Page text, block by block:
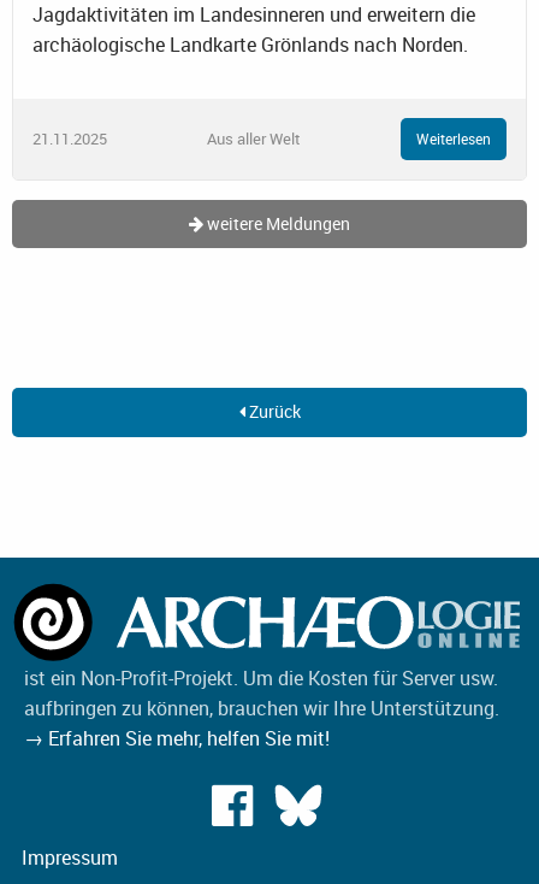
Jagdaktivitäten im Landesinneren und erweitern die
archäologische Landkarte Grönlands nach Norden.
21.11.2025 Aus aller Welt Weiterlesen
weitere Meldungen
Zurück
ist ein Non-Profit-Projekt. Um die Kosten für Server usw.
aufbringen zu können, brauchen wir Ihre Unterstützung.
→ Erfahren Sie mehr, helfen Sie mit!
Impressum